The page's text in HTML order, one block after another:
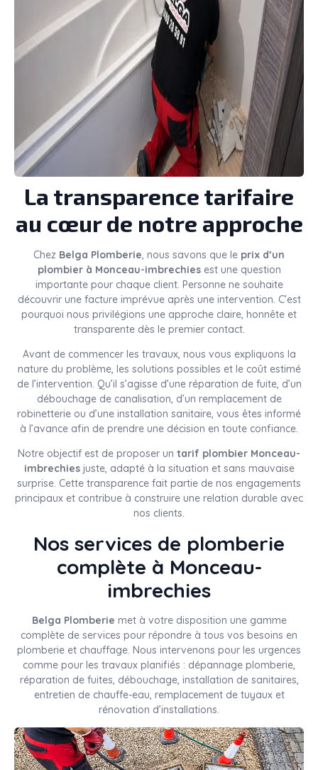
La transparence tarifaire
au cœur de notre approche
Chez Belga Plomberie, nous savons que le prix d’un
plombier à Monceau-imbrechiesest une question
importante pour chaque client. Personne ne souhaite
découvrir une facture imprévue après une intervention. C’est
pourquoi nous privilégions une approche claire, honnête et
transparente dès le premier contact.
Avant de commencer les travaux, nous vous expliquons la
nature du problème, les solutions possibles et le coût estimé
de l’intervention. Qu’il s’agisse d’une réparation de fuite, d’un
débouchage de canalisation, d’un remplacement de
robinetterie ou d’une installation sanitaire, vous êtes informé
à l’avance afin de prendre une décision en toute confiance.
Notre objectif est de proposer un tarif plombier Monceau-
imbrechiesjuste, adapté à la situation et sans mauvaise
surprise. Cette transparence fait partie de nos engagements
principaux et contribue à construire une relation durable avec
nos clients.
Nos services de plomberie
complète à Monceau-
imbrechies
Belga Plomberie met à votre disposition une gamme
complète de services pour répondre à tous vos besoins en
plomberie et chauffage. Nous intervenons pour les urgences
comme pour les travaux planifiés : dépannage plomberie,
réparation de fuites, débouchage, installation de sanitaires,
entretien de chauffe-eau, remplacement de tuyaux et
rénovation d’installations.